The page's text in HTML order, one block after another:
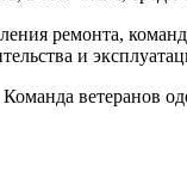
ремонта,
и
ветеранов